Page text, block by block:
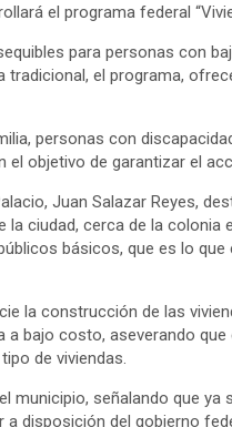
el programa federal
para personas con
tradicional, el programa,
personas con
objetivo de garantizar el
Juan Salazar Reyes,
la ciudad, cerca de la colonia
básicos, que es lo que
la construcción de las
a bajo costo, aseverando
de viviendas.
municipio, señalando que
disposición del gobierno